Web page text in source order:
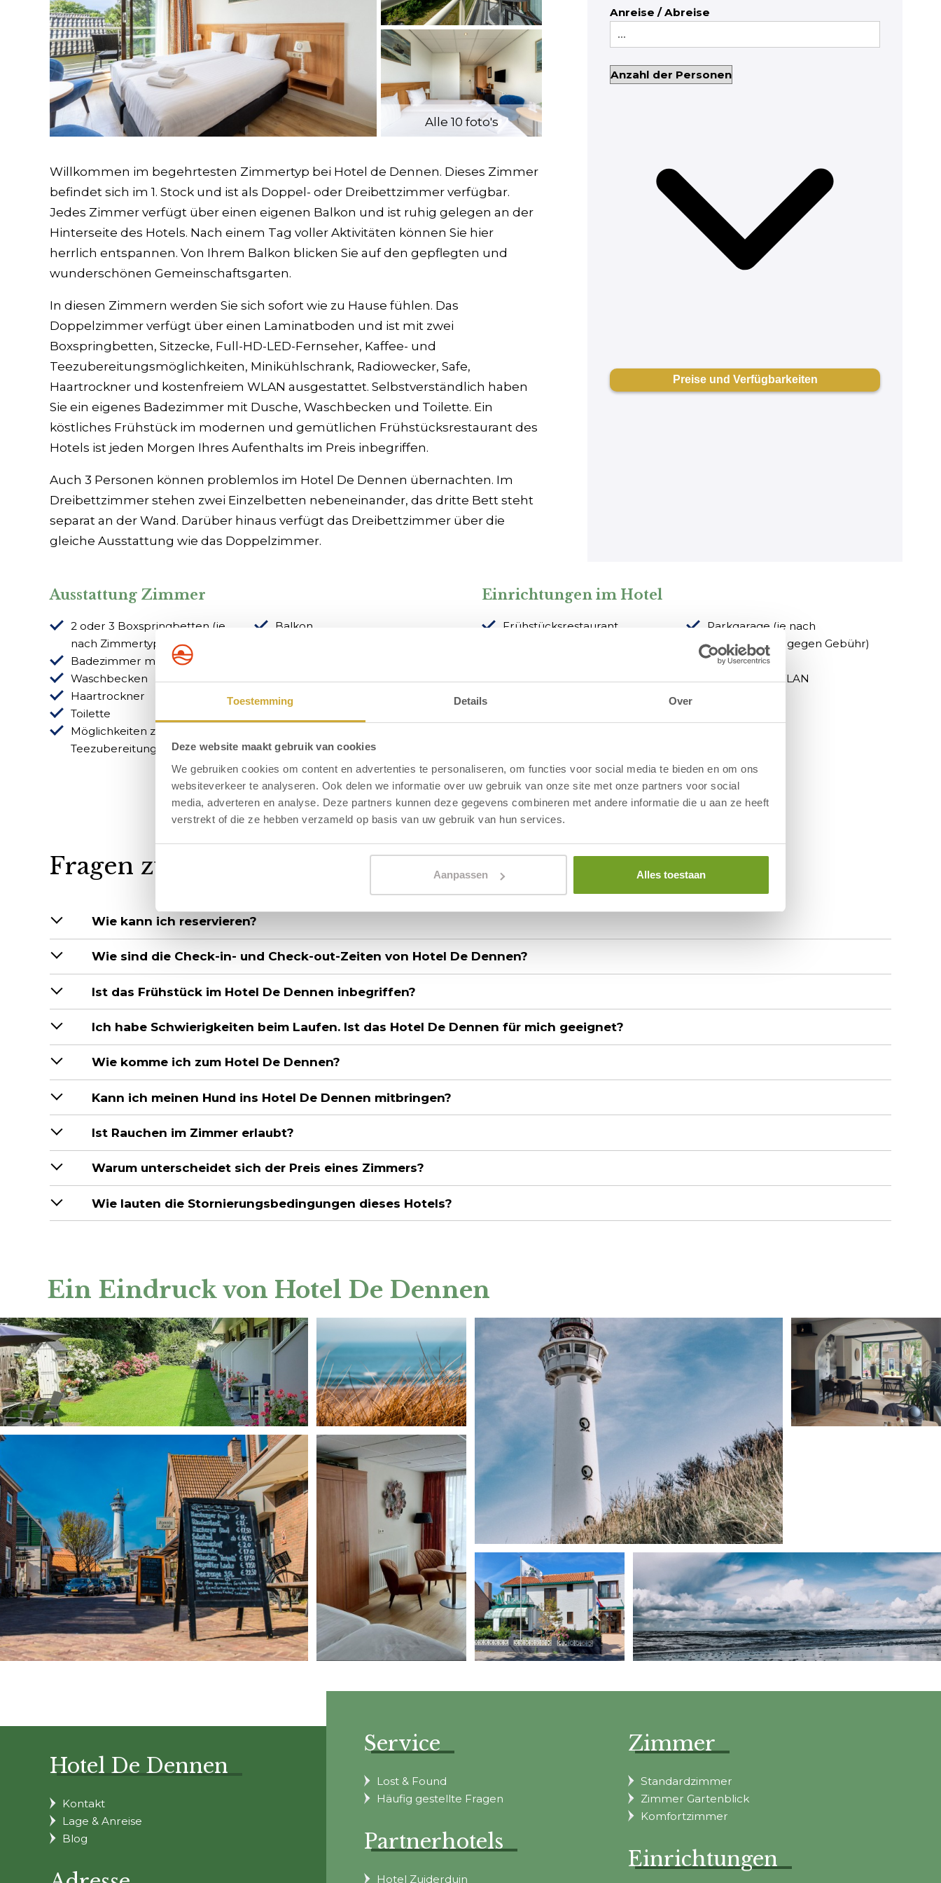
Toestemming Details Over
Deze website maakt gebruik van cookies
We gebruiken cookies om content en advertenties te personaliseren, om functies voor social media te bieden en om ons
websiteverkeer te analyseren. Ook delen we informatie over uw gebruik van onze site met onze partners voor social
media, adverteren en analyse. Deze partners kunnen deze gegevens combineren met andere informatie die u aan ze heeft
verstrekt of die ze hebben verzameld op basis van uw gebruik van hun services.
Aanpassen Alles toestaan
Alle 10 foto's
Willkommen im begehrtesten Zimmertyp bei Hotel de Dennen. Dieses Zimmer
befindet sich im 1. Stock und ist als Doppel- oder Dreibettzimmer verfügbar.
Jedes Zimmer verfügt über einen eigenen Balkon und ist ruhig gelegen an der
Hinterseite des Hotels. Nach einem Tag voller Aktivitäten können Sie hier
herrlich entspannen. Von Ihrem Balkon blicken Sie auf den gepflegten und
wunderschönen Gemeinschaftsgarten.
In diesen Zimmern werden Sie sich sofort wie zu Hause fühlen. Das
Doppelzimmer verfügt über einen Laminatboden und ist mit zwei
Boxspringbetten, Sitzecke, Full-HD-LED-Fernseher, Kaffee- und
Teezubereitungsmöglichkeiten, Minikühlschrank, Radiowecker, Safe,
Haartrockner und kostenfreiem WLAN ausgestattet. Selbstverständlich haben
Sie ein eigenes Badezimmer mit Dusche, Waschbecken und Toilette. Ein
köstliches Frühstück im modernen und gemütlichen Frühstücksrestaurant des
Hotels ist jeden Morgen Ihres Aufenthalts im Preis inbegriffen.
Auch 3 Personen können problemlos im Hotel De Dennen übernachten. Im
Dreibettzimmer stehen zwei Einzelbetten nebeneinander, das dritte Bett steht
separat an der Wand. Darüber hinaus verfügt das Dreibettzimmer über die
gleiche Ausstattung wie das Doppelzimmer.
Anreise / Abreise
Ausstattung Zimmer
2 oder 3 Boxspringbetten (je
nach Zimmertyp)
Badezimmer mit Dusche
Waschbecken
Haartrockner
Toilette
Möglichkeiten zur Kaffee- und
Teezubereitung
Balkon
Safe
Telefon
Einrichtungen im Hotel
Frühstücksrestaurant
Gemeinschaftsgarten mit
Parkgarage (je nach
Verfügbarkeit, gegen Gebühr)
Fahrradkeller
Kostenloses WLAN
Fragen zum Hotelzimmer - Hotel De Dennen
Wie kann ich reservieren?
Wie sind die Check-in- und Check-out-Zeiten von Hotel De Dennen?
Ist das Frühstück im Hotel De Dennen inbegriffen?
Ich habe Schwierigkeiten beim Laufen. Ist das Hotel De Dennen für mich geeignet?
Wie komme ich zum Hotel De Dennen?
Kann ich meinen Hund ins Hotel De Dennen mitbringen?
Ist Rauchen im Zimmer erlaubt?
Warum unterscheidet sich der Preis eines Zimmers?
Wie lauten die Stornierungsbedingungen dieses Hotels?
Ein Eindruck von Hotel De Dennen
Hotel De Dennen
Kontakt
Lage & Anreise
Blog
Service
Lost & Found
Häufig gestellte Fragen
Partnerhotels
Hotel Zuiderduin
Zimmer
Standardzimmer
Zimmer Gartenblick
Komfortzimmer
Einrichtungen